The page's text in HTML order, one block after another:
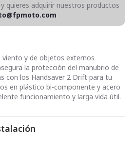
quieres adquirir nuestros productos
y de objetos externos
la protección del manubrio de
con los Handsaver 2 Drift para tu
en plástico bi-componente y acero
funcionamiento y larga vida útil.